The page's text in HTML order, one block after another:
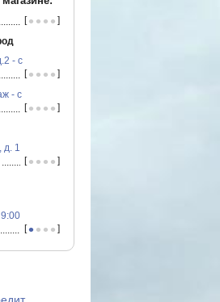
[•••• ]
- с
[•••• ]
- с
[•••• ]
д. 1
[•••• ]
[•••• ]